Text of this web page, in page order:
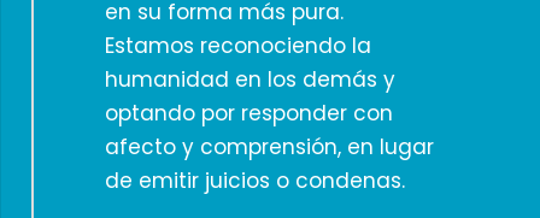
en su forma más pura.
Estamos reconociendo la
humanidad en los demás y
optando por responder con
afecto y comprensión, en lugar
de emitir juicios o condenas.